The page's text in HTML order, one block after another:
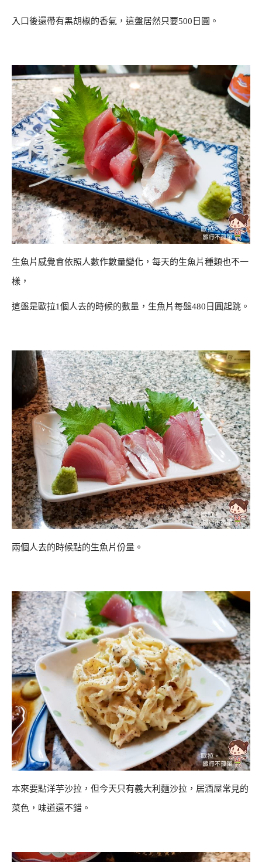
入口後還帶有黑胡椒的香氣，這盤居然只要500日圓。
生魚片感覺會依照人數作數量變化，每天的生魚片種類也不一
樣，
這盤是歐拉1個人去的時候的數量，生魚片每盤480日圓起跳。
兩個人去的時候點的生魚片份量。
本來要點洋芋沙拉，但今天只有義大利麵沙拉，居酒屋常見的
菜色，味道還不錯。